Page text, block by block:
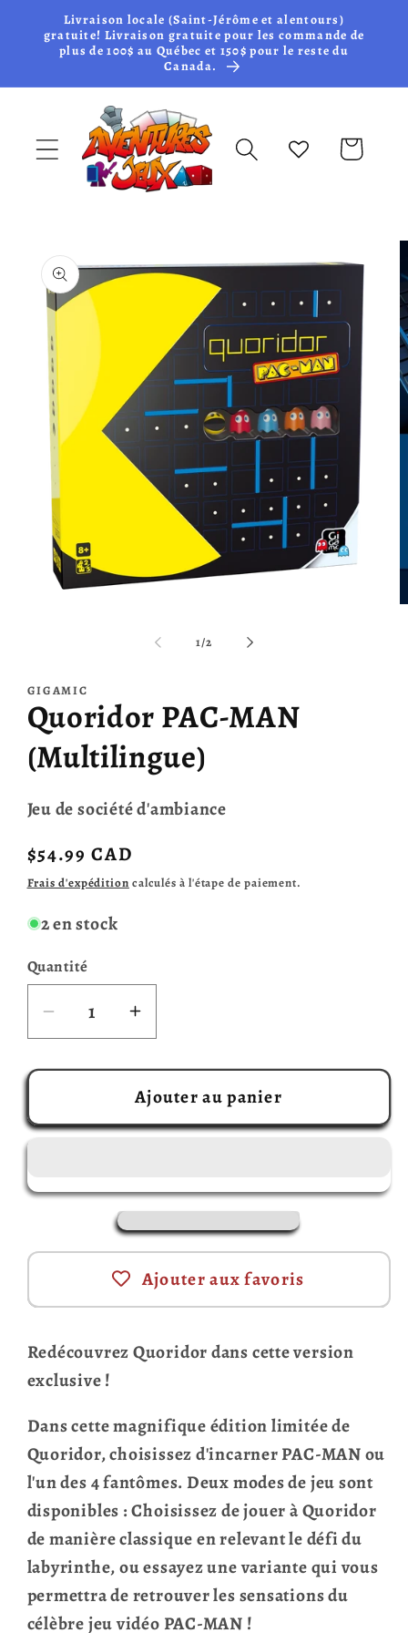
et passer
au
contenu
Livraison locale (Saint-Jérôme et alentours)
gratuite! Livraison gratuite pour les commande de
plus de 100$ au Québec et 150$ pour le reste du
Canada.
Panier
informations
produits
fenêtre
modale
1/de
2
GIGAMIC
Quoridor PAC-MAN
(Multilingue)
Jeu de société d'ambiance
Prix
habituel
$54.99 CAD
Frais d'expédition calculés à l'étape de paiement.
2 en stock
Quantité
Réduire
la
quantité
Quoridor
(Multilingue)
Augmenter
la
quantité
de
Quoridor
(Multilingue)
Ajouter au panier
Ajouter aux favoris
Redécouvrez Quoridor dans cette version
exclusive !
Dans cette magnifique édition limitée de
Quoridor, choisissez d'incarner PAC-MAN ou
l'un des 4 fantômes. Deux modes de jeu sont
disponibles : Choisissez de jouer à Quoridor
de manière classique en relevant le défi du
labyrinthe, ou essayez une variante qui vous
permettra de retrouver les sensations du
célèbre jeu vidéo PAC-MAN !